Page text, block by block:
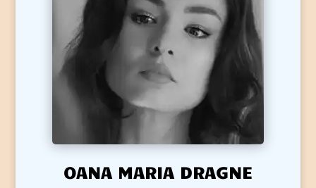
OANA MARIA DRAGNE